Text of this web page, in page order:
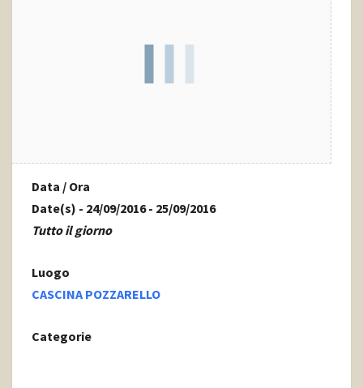
Data / Ora
Date(s) - 24/09/2016 - 25/09/2016
Tutto il giorno
Luogo
CASCINA POZZARELLO
Categorie